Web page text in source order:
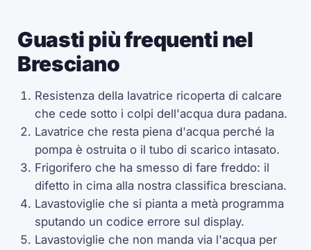
Guasti più frequenti nel
Bresciano
Resistenza della lavatrice ricoperta di calcare
che cede sotto i colpi dell'acqua dura padana.
Lavatrice che resta piena d'acqua perché la
pompa è ostruita o il tubo di scarico intasato.
Frigorifero che ha smesso di fare freddo: il
difetto in cima alla nostra classifica bresciana.
Lavastoviglie che si pianta a metà programma
sputando un codice errore sul display.
Lavastoviglie che non manda via l'acqua per